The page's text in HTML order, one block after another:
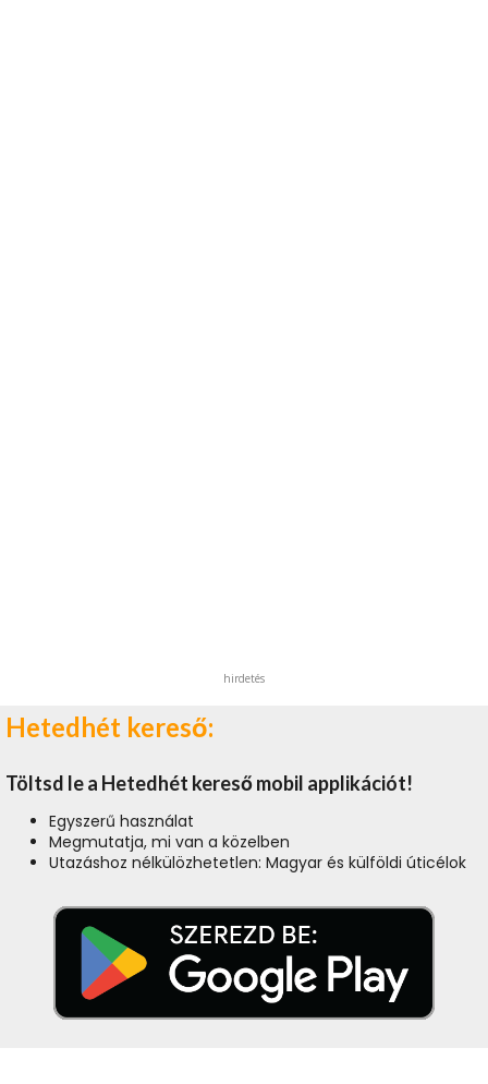
hirdetés
Hetedhét kereső:
Töltsd le a Hetedhét kereső mobil applikációt!
Egyszerű használat
Megmutatja, mi van a közelben
Utazáshoz nélkülözhetetlen: Magyar és külföldi úticélok